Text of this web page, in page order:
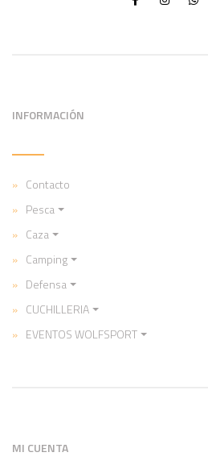
INFORMACIÓN
Contacto
Pesca
Caza
Camping
Defensa
CUCHILLERIA
EVENTOS WOLFSPORT
MI CUENTA